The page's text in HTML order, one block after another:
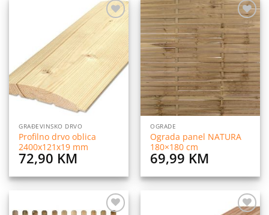
Dodaj
listu
želja
GRAĐEVINSKO DRVO
Profilno drvo oblica
2400x121x19 mm
72,90 KM
Dodaj
na
listu
želja
OGRADE
Ograda panel NATURA
180×180 cm
69,99 KM